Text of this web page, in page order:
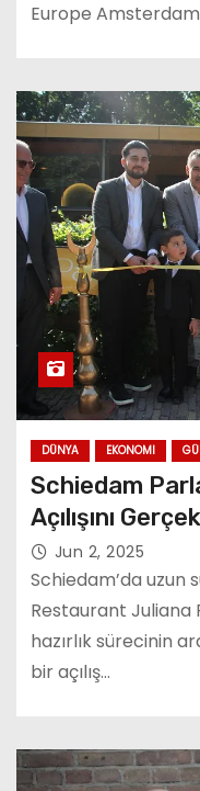
Europe
DÜNYA EKONOMI
Schiedam
Açılışını
Jun 2, 2025
Schiedam’da
Restaurant Juliana
hazırlık sürecinin
bir açılış…